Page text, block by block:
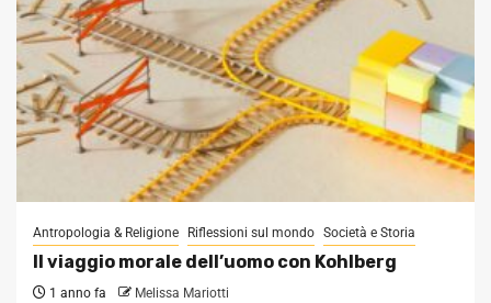
Antropologia & Religione Riflessioni sul mondo Società e Storia
Il viaggio morale dell’uomo con Kohlberg
1 anno fa Melissa Mariotti